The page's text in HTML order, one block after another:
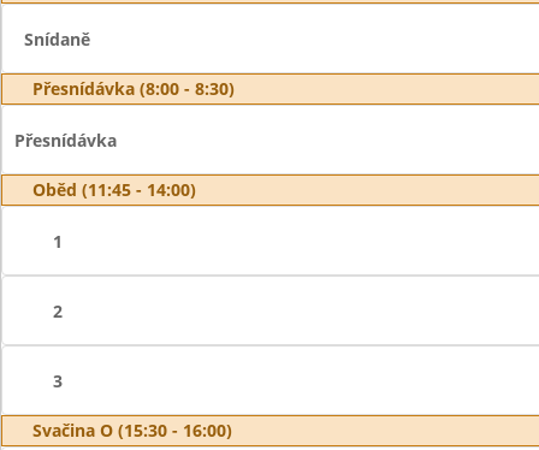
Snídaně
Přesnídávka (8:00 - 8:30)
Přesnídávka
Oběd (11:45 - 14:00)
1
2
3
Svačina O (15:30 - 16:00)